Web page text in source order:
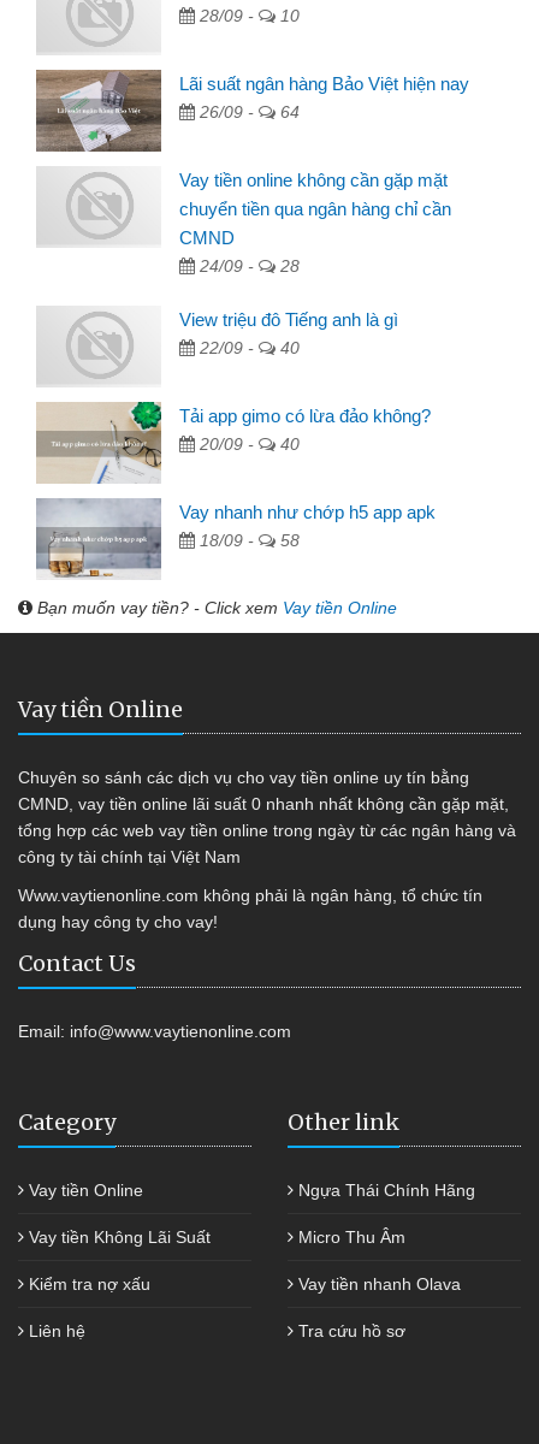
28/09 - 10
Lãi suất ngân hàng Bảo Việt hiện nay
26/09 - 64
Vay tiền online không cần gặp mặt
chuyển tiền qua ngân hàng chỉ cần
CMND
24/09 - 28
View triệu đô Tiếng anh là gì
22/09 - 40
Tải app gimo có lừa đảo không?
20/09 - 40
Vay nhanh như chớp h5 app apk
18/09 - 58
Bạn muốn vay tiền? - Click xem Vay tiền Online
Vay tiền Online
Chuyên so sánh các dịch vụ cho vay tiền online uy tín bằng
CMND, vay tiền online lãi suất 0 nhanh nhất không cần gặp mặt,
tổng hợp các web vay tiền online trong ngày từ các ngân hàng và
công ty tài chính tại Việt Nam
Www.vaytienonline.com không phải là ngân hàng, tổ chức tín
dụng hay công ty cho vay!
Contact Us
Email: info@www.vaytienonline.com
Category
Vay tiền Online
Vay tiền Không Lãi Suất
Kiểm tra nợ xấu
Liên hệ
Other link
Ngựa Thái Chính Hãng
Micro Thu Âm
Vay tiền nhanh Olava
Tra cứu hồ sơ